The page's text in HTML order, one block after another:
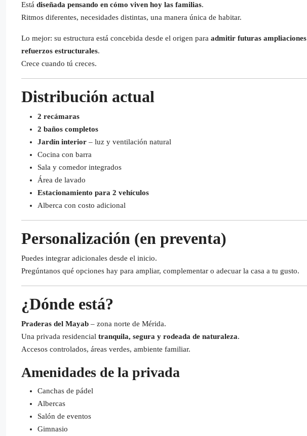
Está diseñada pensando en cómo viven hoy las familias.
Ritmos diferentes, necesidades distintas, una manera única de habitar.
Lo mejor: su estructura está concebida desde el origen para admitir futuras ampliaciones
refuerzos estructurales.
Crece cuando tú creces.
Distribución actual
2 recámaras
2 baños completos
Jardín interior – luz y ventilación natural
Cocina con barra
Sala y comedor integrados
Área de lavado
Estacionamiento para 2 vehículos
Alberca con costo adicional
Personalización (en preventa)
Puedes integrar adicionales desde el inicio.
Pregúntanos qué opciones hay para ampliar, complementar o adecuar la casa a tu gusto.
¿Dónde está?
Praderas del Mayab – zona norte de Mérida.
Una privada residencial tranquila, segura y rodeada de naturaleza.
Accesos controlados, áreas verdes, ambiente familiar.
Amenidades de la privada
Canchas de pádel
Albercas
Salón de eventos
Gimnasio